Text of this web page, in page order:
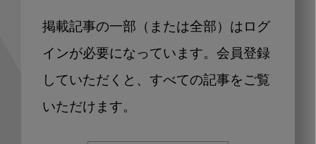
掲載記事の一部（または全部）はログ
インが必要になっています。会員登録
していただくと、すべての記事をご覧
いただけます。